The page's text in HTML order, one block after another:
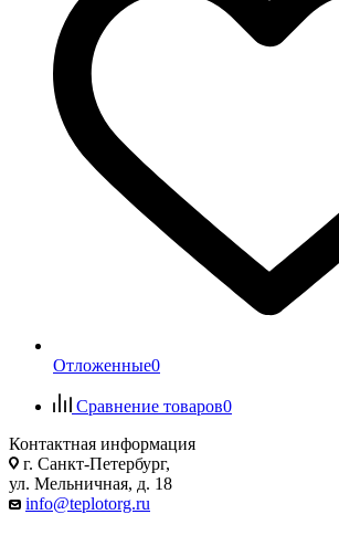
Отложенные0
Сравнение товаров0
Контактная информация
г. Санкт-Петербург,
ул. Мельничная, д. 18
info@teplotorg.ru